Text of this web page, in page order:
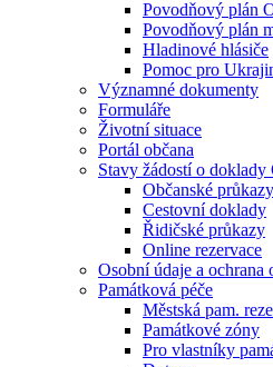
Povodňový plán
Povodňový plán
Hladinové hlásiče
Pomoc pro
Významné dokumenty
Formuláře
Životní situace
Portál občana
Stavy žádostí o doklady
Občanské průkazy
Cestovní doklady
Řidičské průkazy
Online rezervace
Osobní údaje a ochrana
Památková péče
Městská pam.
Památkové zóny
Pro vlastníky